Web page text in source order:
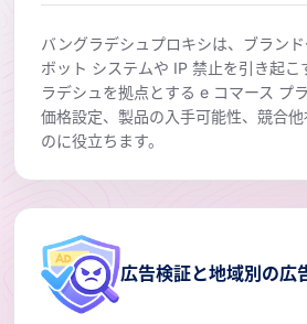
バングラデシュプロキシは、ブラン
ボット システムや IP 禁止を引き起こ
ラデシュを拠点とする e コマース プ
価格設定、製品の入手可能性、競合
のに役立ちます。
広告検証と地域別の広